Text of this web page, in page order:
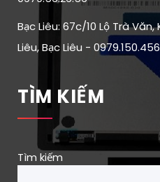
Bạc Liêu: 67c/10 Lộ Trà Văn,
Liêu, Bạc Liêu - 0979.150.456
TÌM KIẾM
Tìm kiếm